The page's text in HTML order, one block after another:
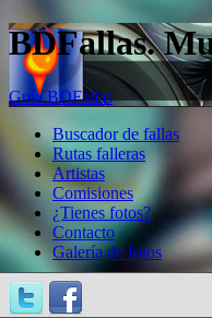
BDFallas.
Guía BDFallas
Buscador de fallas
Rutas falleras
Artistas
Comisiones
¿Tienes fotos?
Contacto
Galería de fotos